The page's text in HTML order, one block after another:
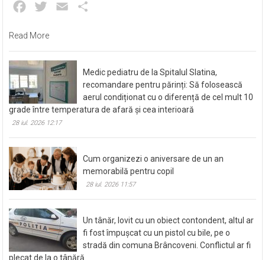
Facebook
Twitter Email
Read More
Medic pediatru de la Spitalul Slatina,
recomandare pentru părinți: Să folosească
aerul condiționat cu o diferență de cel mult 10
grade între temperatura de afară și cea interioară
28 iul. 2026 12:17
Cum organizezi o aniversare de un an
memorabilă pentru copil
28 iul. 2026 11:57
Un tânăr, lovit cu un obiect contondent, altul ar
fi fost împușcat cu un pistol cu bile, pe o
stradă din comuna Brâncoveni. Conflictul ar fi
plecat de la o tânără